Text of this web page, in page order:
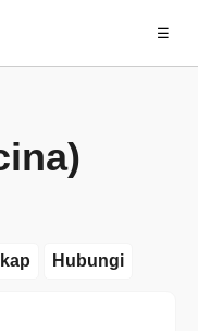
☰
Hubungi